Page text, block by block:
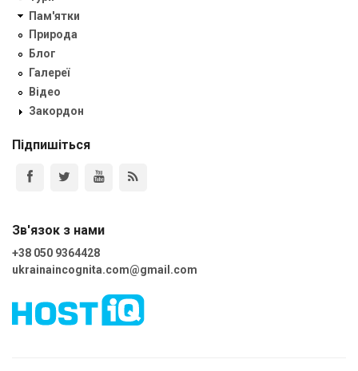
Пам'ятки
Природа
Блог
Галереї
Відео
Закордон
Підпишіться
Зв'язок з нами
+38 050 9364428
ukrainaincognita.com@gmail.com